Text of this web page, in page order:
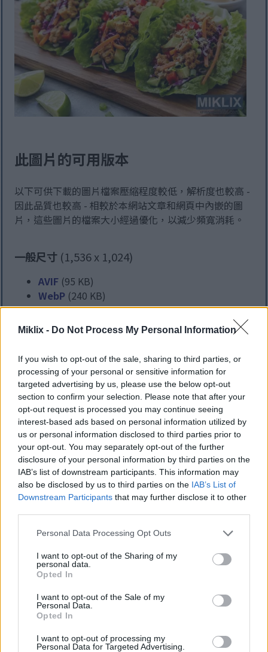
Miklix - Do Not Process My Personal Information
If you wish to opt-out of the sale, sharing to third parties, or
processing of your personal or sensitive information for
targeted advertising by us, please use the below opt-out
section to confirm your selection. Please note that after your
opt-out request is processed you may continue seeing
interest-based ads based on personal information utilized by
us or personal information disclosed to third parties prior to
your opt-out. You may separately opt-out of the further
disclosure of your personal information by third parties on the
IAB’s list of downstream participants. This information may
also be disclosed by us to third parties on the IAB’s List of
Downstream Participants that may further disclose it to other
Please note that this website/app uses one or more Google
not limited to your visit or usage behaviour. You may click to
grant or deny consent to Google and its third-party tags to
use your data for below specified purposes in below Google
consent section.
Personal Data Processing Opt Outs
I want to opt-out of the Sharing of my
personal data.
Opted In
I want to opt-out of the Sale of my
Personal Data.
Opted In
I want to opt-out of processing my
Personal Data for Targeted Advertising.
此圖片的可用版本
以下可供下載的圖片檔案壓縮程度較低，解析度也較高 -
因此品質也較高 - 相較於本網站文章和網頁中內嵌的圖
片，這些圖片的檔案大小經過優化，以減少頻寬消耗。
一般尺寸 (1,536 x 1,024)
AVIF (95 KB)
WebP (240 KB)
JPEG(484 KB)
AVIF (198 KB)
WebP(565 KB)
JPEG(1.4 MB)
非常大的尺寸(4,608 x 3,072)
AVIF(303 KB)
WebP(943 KB)
JPEG(2.5 MB)
超大尺寸 (6,144 x 4,096)
AVIF(426 KB)
WebP(1.4 MB)
JPEG (4.1 MB)
超大尺寸(1,048,576 x 699,051)
仍在上傳中... ;-)